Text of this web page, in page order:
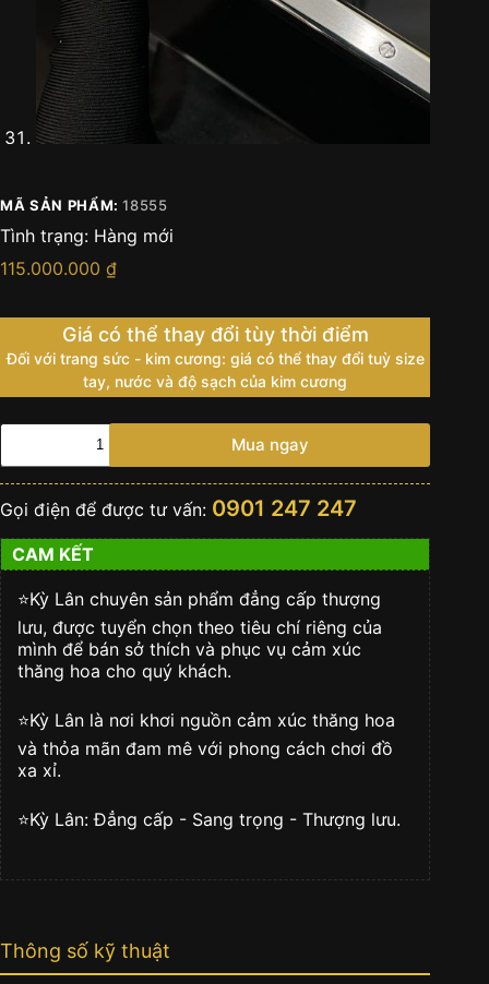
MÃ SẢN PHẨM:18555
Tình trạng: Hàng mới
115.000.000 ₫
Giá có thể thay đổi tùy thời điểm
Đối với trang sức - kim cương: giá có thể thay đổi tuỳ size
tay, nước và độ sạch của kim cương
Vertu
P
Navy
Blue
số
lượng
Mua ngay
Gọi điện để được tư vấn: 0901 247 247
CAM KẾT
⭐️Kỳ Lân chuyên sản phẩm đẳng cấp thượng
lưu, được tuyển chọn theo tiêu chí riêng của
mình để bán sở thích và phục vụ cảm xúc
thăng hoa cho quý khách.
⭐️Kỳ Lân là nơi khơi nguồn cảm xúc thăng hoa
và thỏa mãn đam mê với phong cách chơi đồ
xa xỉ.
⭐️Kỳ Lân: Đẳng cấp - Sang trọng - Thượng lưu.
Thông số kỹ thuật